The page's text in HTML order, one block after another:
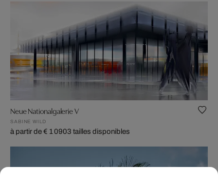
Neue Nationalgalerie V
SABINE WILD
à partir de € 1 0903 tailles disponibles